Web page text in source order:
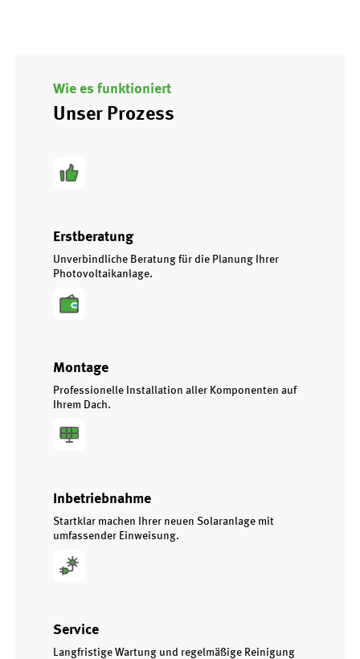
Wie es funktioniert
Unser Prozess
Erstberatung
Unverbindliche Beratung für die Planung Ihrer
Photovoltaikanlage.
Montage
Professionelle Installation aller Komponenten auf
Ihrem Dach.
Inbetriebnahme
Startklar machen Ihrer neuen Solaranlage mit
umfassender Einweisung.
Service
Langfristige Wartung und regelmäßige Reinigung